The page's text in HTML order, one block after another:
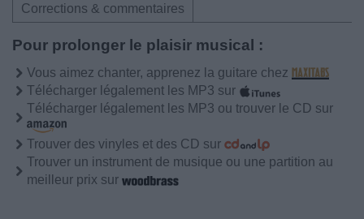
Corrections & commentaires
Pour prolonger le plaisir musical :
Vous aimez chanter, apprenez la guitare chez
Télécharger légalement les MP3 sur
Télécharger légalement les MP3 ou trouver le CD sur
Trouver des vinyles et des CD sur
Trouver un instrument de musique ou une partition au
meilleur prix sur